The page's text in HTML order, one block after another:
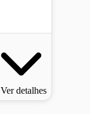
Ver detalhes